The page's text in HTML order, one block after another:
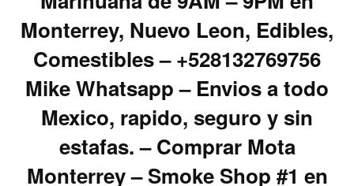
Monterrey, Nuevo Leon, Edibles,
Comestibles – +528132769756
Mike Whatsapp – Envios a todo
Mexico, rapido, seguro y sin
estafas. – Comprar Mota
Monterrey – Smoke Shop #1 en